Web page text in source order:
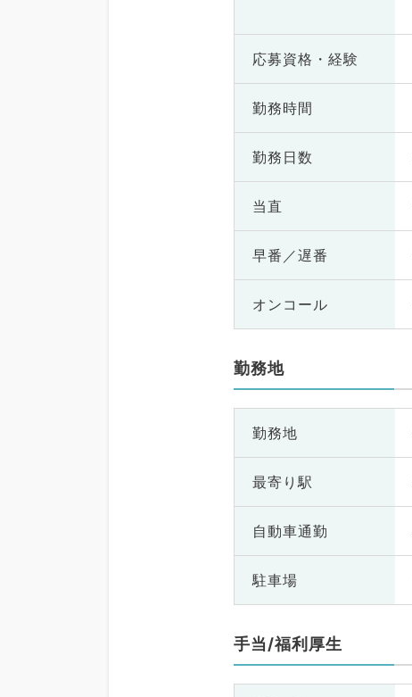
応募資格・ 経験
勤務時間
勤務日数
当直
早番／遅番
オンコール
勤務地
勤務地
最寄り駅
自動車通勤
駐車場
手当/福利厚生